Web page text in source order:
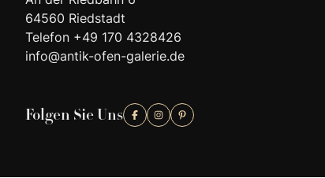
64560 Riedstadt
Telefon +49 170 4328426
info@antik-ofen-galerie.de
Folgen Sie Uns